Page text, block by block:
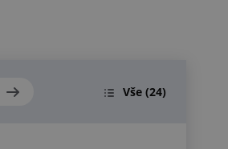
10408050Vše (24)